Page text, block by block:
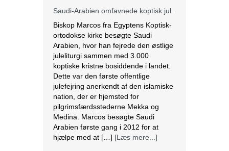
Saudi-Arabien omfavnede koptisk jul.
Biskop Marcos fra Egyptens Koptisk-
ortodokse kirke besøgte Saudi
Arabien, hvor han fejrede den østlige
juleliturgi sammen med 3.000
koptiske kristne bosiddende i landet.
Dette var den første offentlige
julefejring anerkendt af den islamiske
nation, der er hjemsted for
pilgrimsfærdsstederne Mekka og
Medina. Marcos besøgte Saudi
Arabien første gang i 2012 for at
hjælpe med at […] [Læs mere...]